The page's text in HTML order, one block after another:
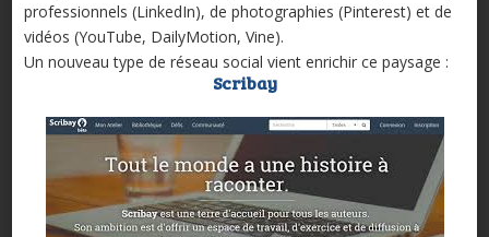
professionnels (LinkedIn), de photographies (Pinterest) et de
vidéos (YouTube, DailyMotion, Vine).
Un nouveau type de réseau social vient enrichir ce paysage :
Scribay